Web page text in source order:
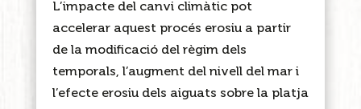
L’impacte del canvi climàtic pot
accelerar aquest procés erosiu a partir
de la modificació del règim dels
temporals, l’augment del nivell del mar i
l’efecte erosiu dels aiguats sobre la platja